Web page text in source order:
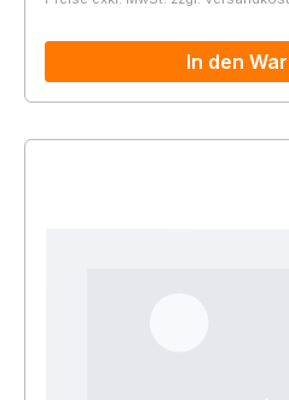
In den